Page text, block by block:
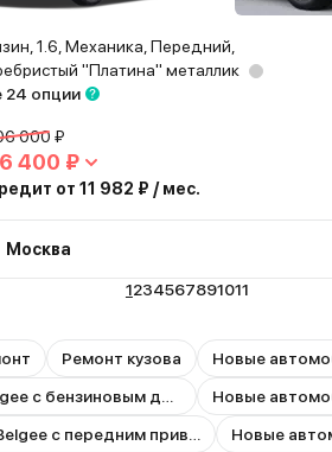
1.6, Механика, Передний,
"Платина" металлик
24 опции
000 ₽
400 ₽
от 11 982 ₽ / мес.
Москва
1234567891011
Ремонт кузова Новые
Новые